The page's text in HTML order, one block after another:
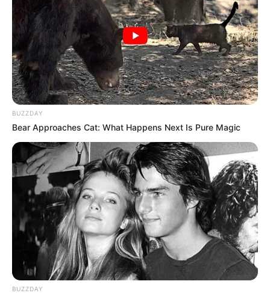
BUZZDAY
Bear Approaches Cat: What Happens Next Is Pure Magic
BUZZDAY